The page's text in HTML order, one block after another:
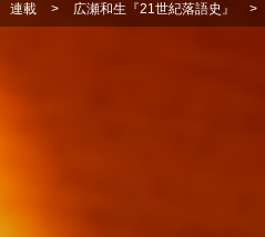
連載 > 広瀬和生『21世紀落語史』 >